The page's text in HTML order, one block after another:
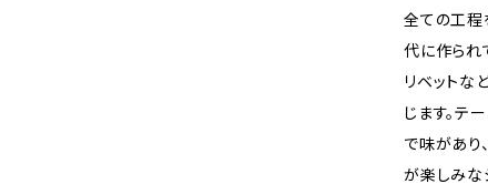
全ての工程
代に作られ
リベットな
じます。テ
で味があり
が楽しみな